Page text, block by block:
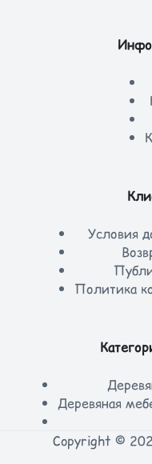
Условия
Политика
Деревяная
Copyright ©